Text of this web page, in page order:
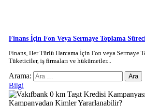
Finans İçin Fon Veya Sermaye Toplama
Finans, Her Türlü Harcama İçin Fon veya Sermaye
Tüketiciler, iş firmaları ve hükümetler...
Arama:
Bilgi